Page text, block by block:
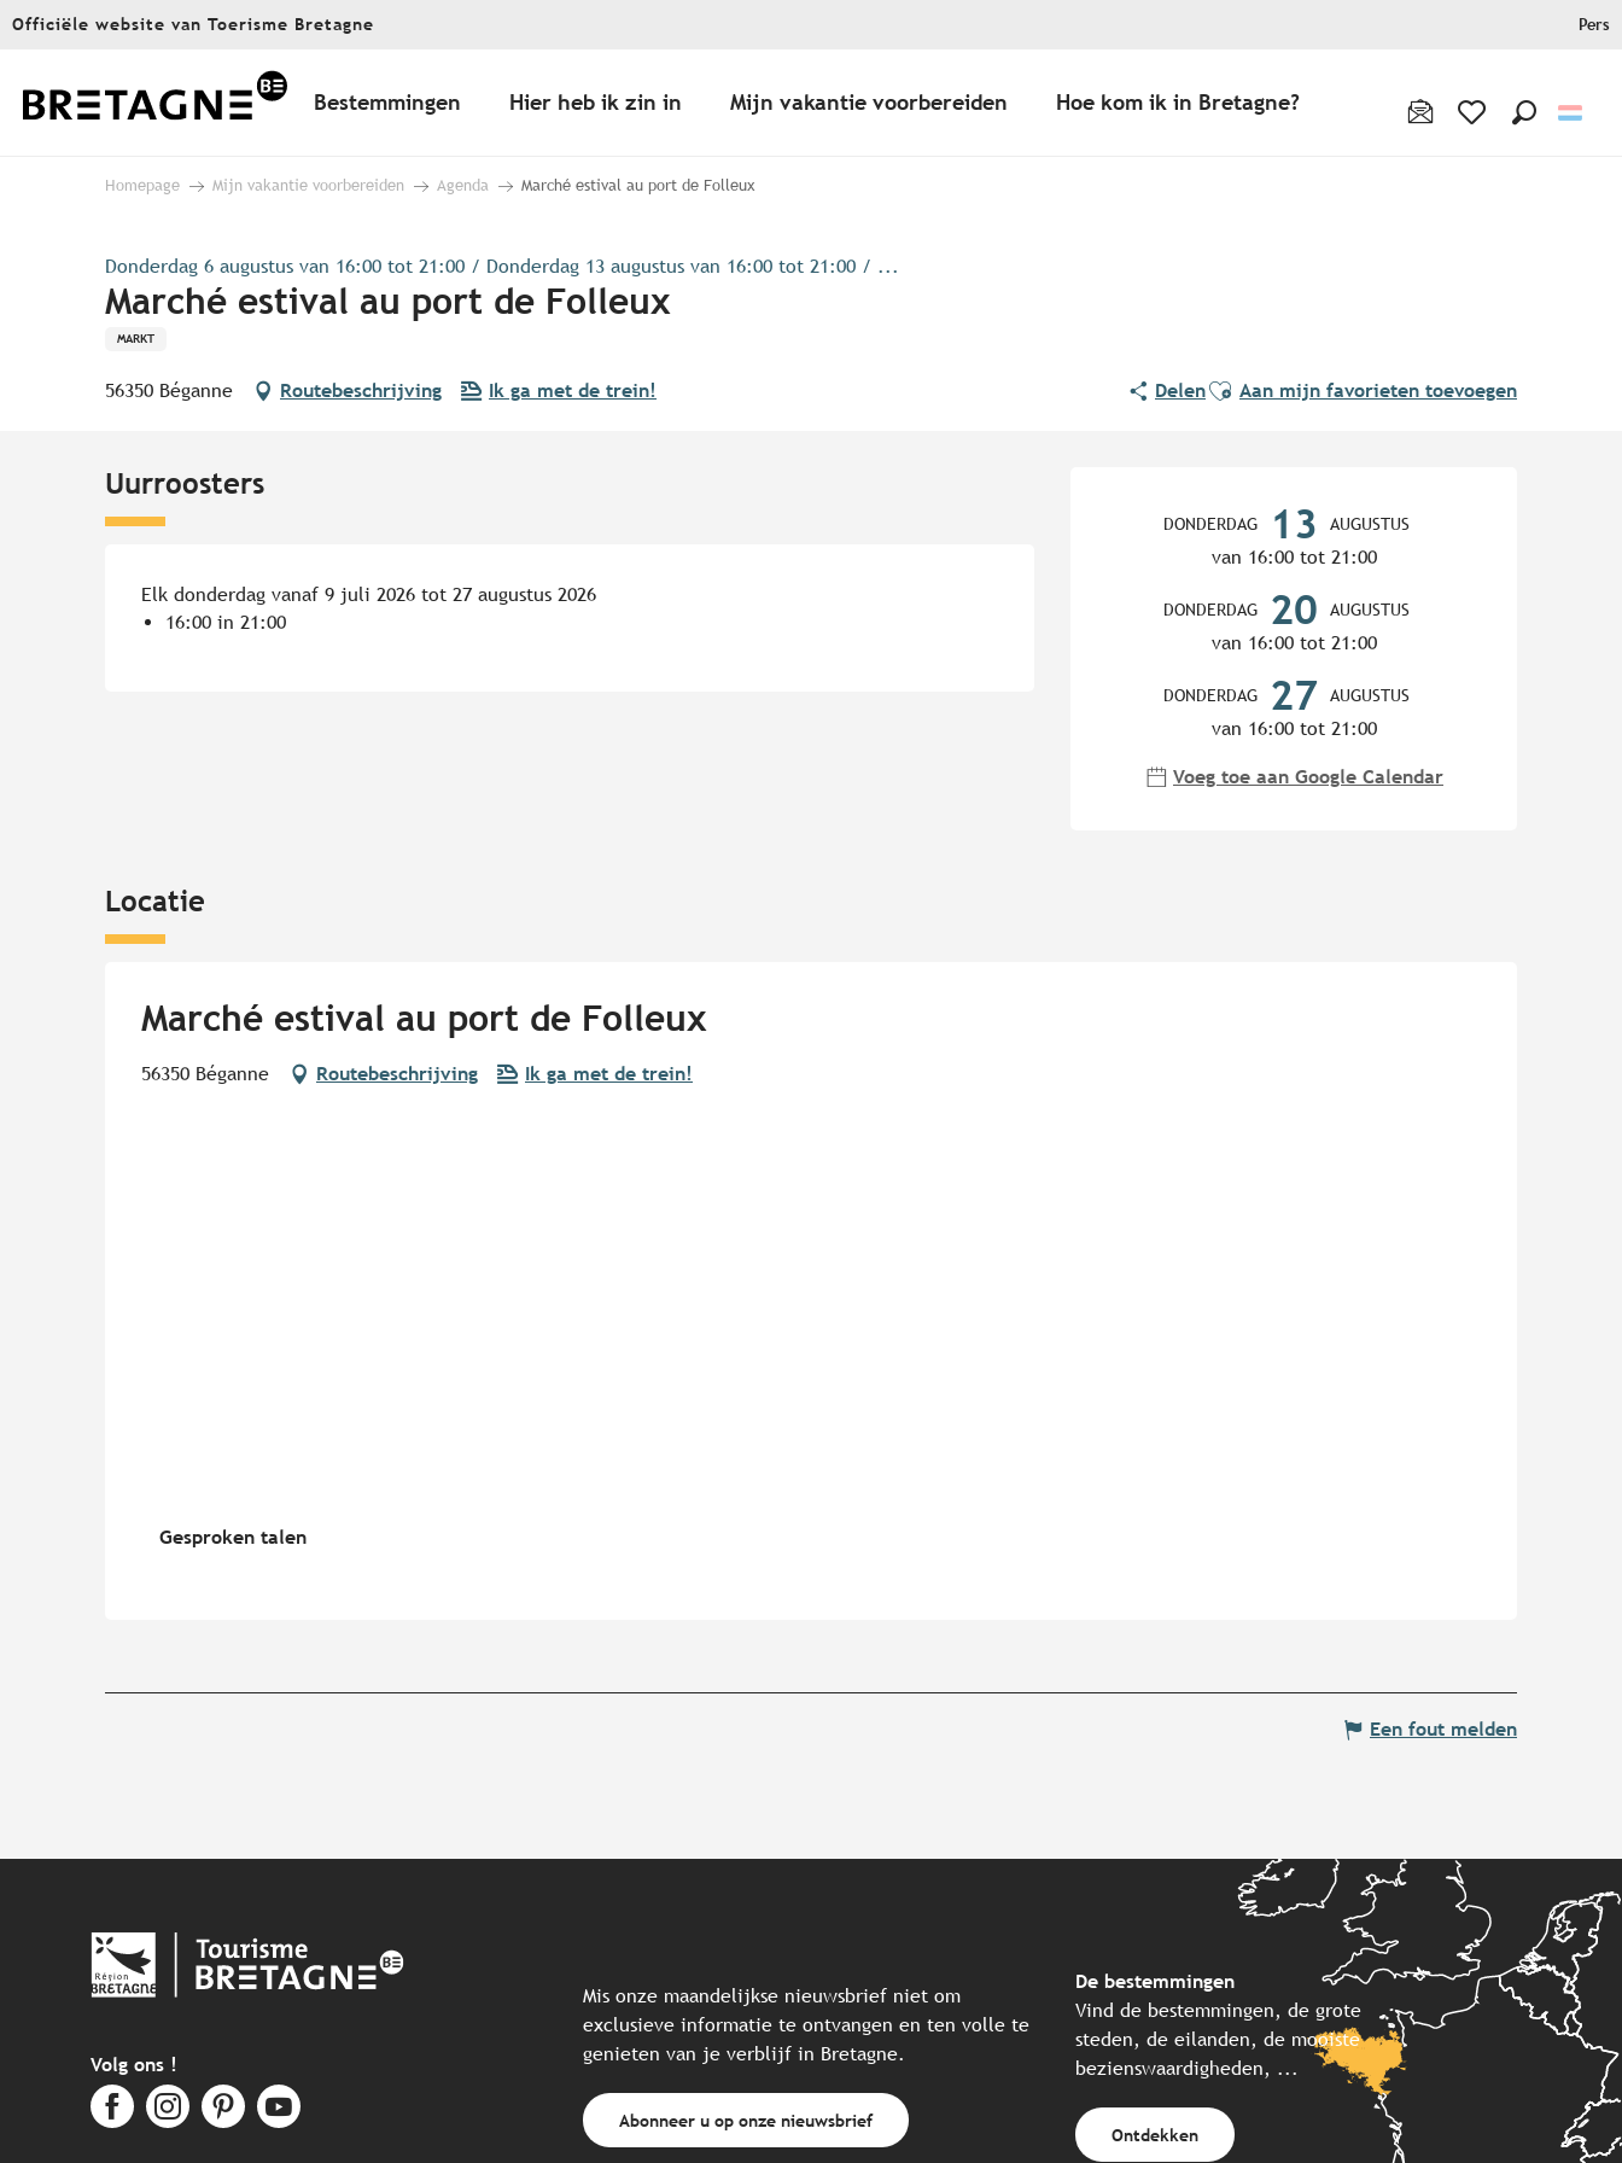
Aller
principal
Officiële website van Toerisme Bretagne Pers
Bestemmingen Hier heb ik zin in Mijn vakantie voorbereiden Hoe kom ik in Bretagne?
Homepage Mijn vakantie voorbereiden Agenda Marché estival au port de Folleux
Donderdag 6 augustus van 16:00 tot 21:00 / Donderdag 13 augustus van 16:00 tot 21:00 / ...
Marché estival au port de Folleux
MARKT
56350 Béganne Routebeschrijving Ik ga met de trein! DelenAjouter aux favoris
Aan mijn favorieten toevoegen
DONDERDAG 13 AUGUSTUS
van 16:00 tot 21:00
DONDERDAG 20 AUGUSTUS
van 16:00 tot 21:00
DONDERDAG 27 AUGUSTUS
van 16:00 tot 21:00
Voeg toe aan Google Calendar
Uurroosters
Elk donderdag vanaf 9 juli 2026 tot 27 augustus 2026
16:00 in 21:00
Locatie
Marché estival au port de Folleux
56350 Béganne Routebeschrijving Ik ga met de trein!
Gesproken talen
Gesproken talen
Een fout melden
Volg ons !
Mis onze maandelijkse nieuwsbrief niet om
exclusieve informatie te ontvangen en ten volle te
genieten van je verblijf in Bretagne.
Abonneer u op onze nieuwsbrief
De bestemmingen
Vind de bestemmingen, de grote
steden, de eilanden, de mooiste
bezienswaardigheden, ...
Ontdekken